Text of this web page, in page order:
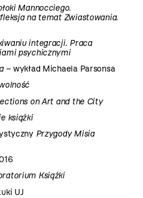
Mannocciego.
na temat Zwiastowania.
integracji. Praca
psychicznymi
– wykład Michaela Parsonsa
on Art and the City
książki
Przygody Misia
Książki
UJ